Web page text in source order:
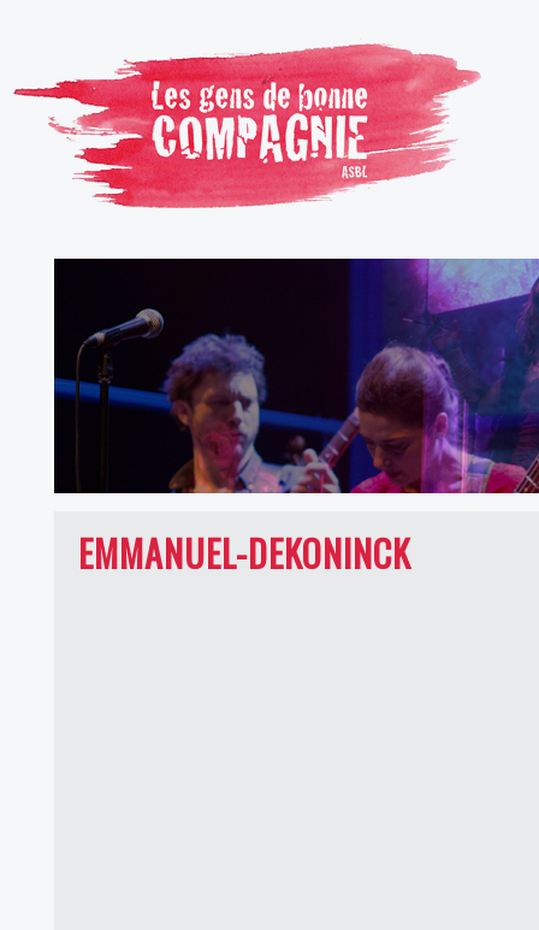
EMMANUEL-DEKONINCK